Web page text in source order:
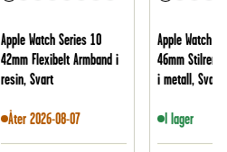
Apple Watch Series 10
42mm Flexibelt Armband i
resin, Svart
Åter 2026-08-07
Apple Watch
46mm Stilrent
i metall, Svart
I lager